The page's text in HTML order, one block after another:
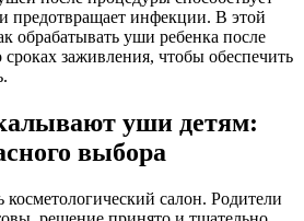
предотвращает инфекции. В этой
обрабатывать уши ребенка после
заживления, чтобы обеспечить
уши детям:
выбора
салон. Родители